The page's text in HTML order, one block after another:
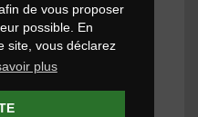
de vous proposer
possible. En
site, vous déclarez
plus